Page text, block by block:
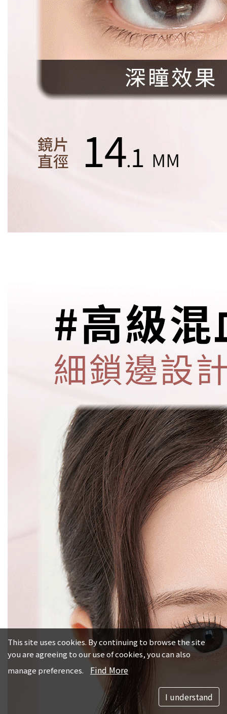
This site uses cookies. By continuing to browse the site
you are agreeing to our use of cookies, you can also
manage preferences.
Find More
I understand